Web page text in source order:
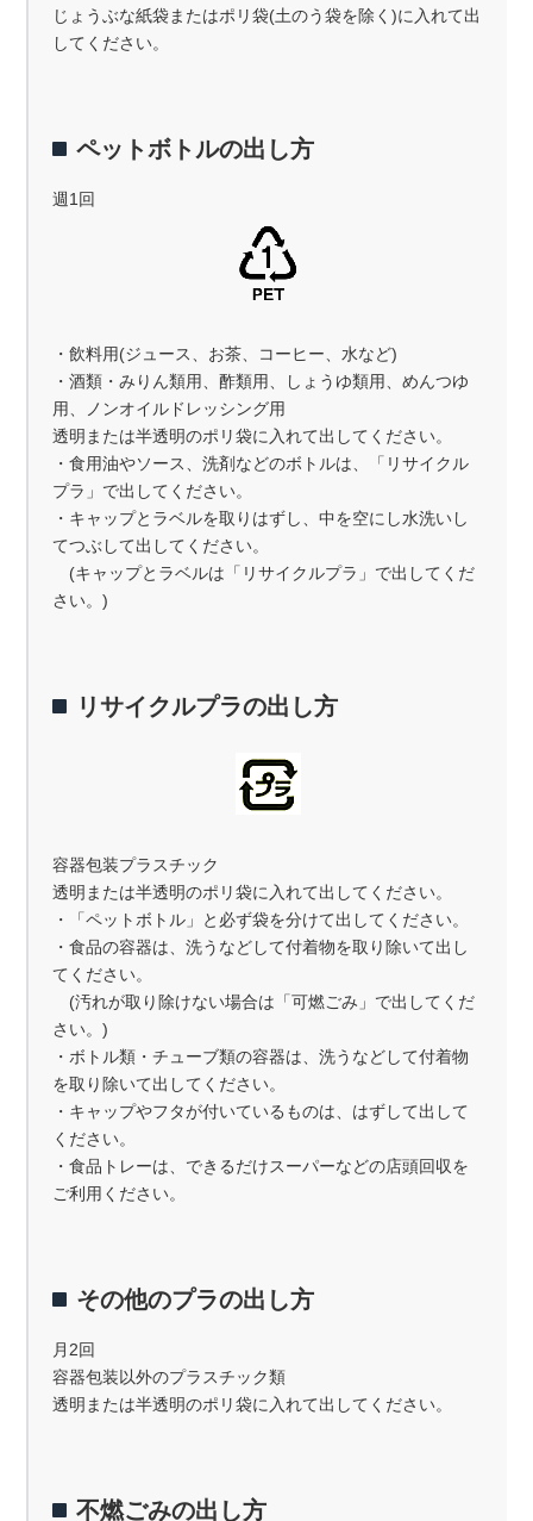
じょうぶな紙袋またはポリ袋(土のう袋を除く)に入れて出
してください。
ペットボトルの出し方
週1回
・飲料用(ジュース、お茶、コーヒー、水など)
・酒類・みりん類用、酢類用、しょうゆ類用、めんつゆ
用、ノンオイルドレッシング用
透明または半透明のポリ袋に入れて出してください。
・食用油やソース、洗剤などのボトルは、「リサイクル
プラ」で出してください。
・キャップとラベルを取りはずし、中を空にし水洗いし
てつぶして出してください。
(キャップとラベルは「リサイクルプラ」で出してくだ
さい。)
リサイクルプラの出し方
容器包装プラスチック
透明または半透明のポリ袋に入れて出してください。
・「ペットボトル」と必ず袋を分けて出してください。
・食品の容器は、洗うなどして付着物を取り除いて出し
てください。
(汚れが取り除けない場合は「可燃ごみ」で出してくだ
さい。)
・ボトル類・チューブ類の容器は、洗うなどして付着物
を取り除いて出してください。
・キャップやフタが付いているものは、はずして出して
ください。
・食品トレーは、できるだけスーパーなどの店頭回収を
ご利用ください。
その他のプラの出し方
月2回
容器包装以外のプラスチック類
透明または半透明のポリ袋に入れて出してください。
不燃ごみの出し方